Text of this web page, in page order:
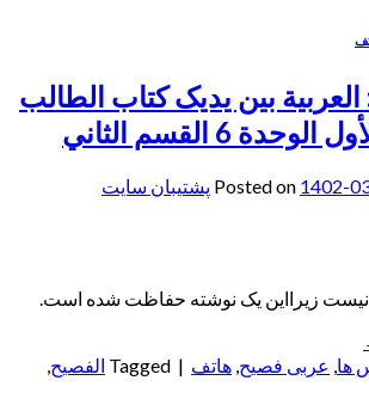
بین یدیک کتاب الطالب
6 القسم الثاني
Posted on 1402- پشتیبان سایت
زیرا‌این یک نوشته حفاظت شده است.
ها عربی فصیح هاتف |
Tagged الفصيح